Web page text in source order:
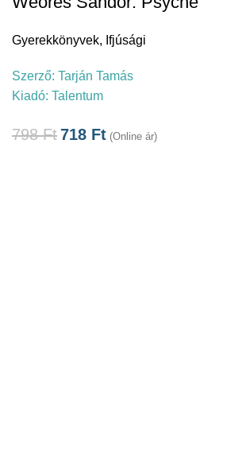
Gyerekkönyvek, Ifjúsági
Szerző: Tarján Tamás
Kiadó: Talentum
798Ft718 Ft (Online ár)